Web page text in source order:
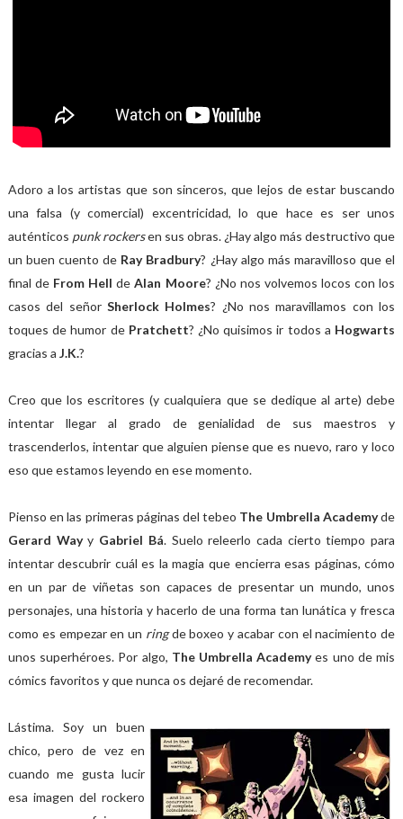
Adoro a los artistas que son sinceros, que lejos de estar buscando
una falsa (y comercial) excentricidad, lo que hace es ser unos
auténticos punk rockersen sus obras. ¿Hay algo más destructivo que
un buen cuento de Ray Bradbury? ¿Hay algo más maravilloso que el
final de From Hell deAlan Moore? ¿No nos volvemos locos con los
casos del señorSherlock Holmes? ¿No nos maravillamos con los
toques de humor de Pratchett? ¿No quisimos ir todos a Hogwarts
gracias a J.K.?
Creo que los escritores (y cualquiera que se dedique al arte) debe
intentar llegar al grado de genialidad de sus maestros y
trascenderlos, intentar que alguien piense que es nuevo, raro y loco
eso que estamos leyendo en ese momento.
Pienso en las primeras páginas del tebeo The Umbrella Academyde
Gerard Wayy Gabriel Bá. Suelo releerlo cada cierto tiempo para
intentar descubrir cuál es la magia que encierra esas páginas, cómo
en un par de viñetas son capaces de presentar un mundo, unos
personajes, una historia y hacerlo de una forma tan lunática y fresca
como es empezar en un ringde boxeo y acabar con el nacimiento de
unos superhéroes. Por algo, The Umbrella Academyes uno de mis
cómics favoritos y que nunca os dejaré de recomendar.
Lástima. Soy un buen
chico, pero de vez en
cuando me gusta lucir
esa imagen del rockero